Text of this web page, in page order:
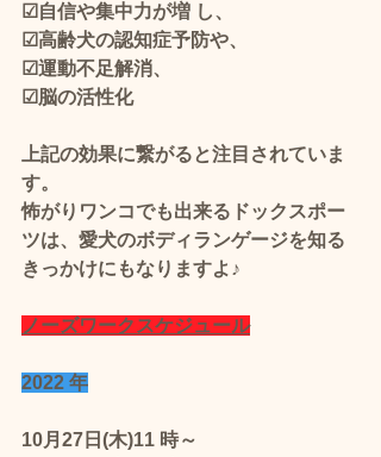
☑自信や集中力が増 し、
☑高齢犬の認知症予防や、
☑運動不足解消、
☑脳の活性化
上記の効果に繋がると注目されていま
す。
怖がりワンコでも出来るドックスポー
ツは、愛犬のボディランゲージを知る
きっかけにもなりますよ♪
ノーズワークスケジュール
2022 年
10月27日(木)11 時～